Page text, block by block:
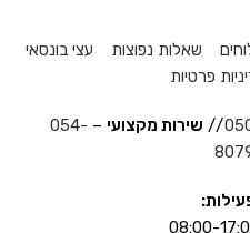
שאלות נפוצות
עצי בונסאי
פרטיות
// שירות מקצועי –
054-